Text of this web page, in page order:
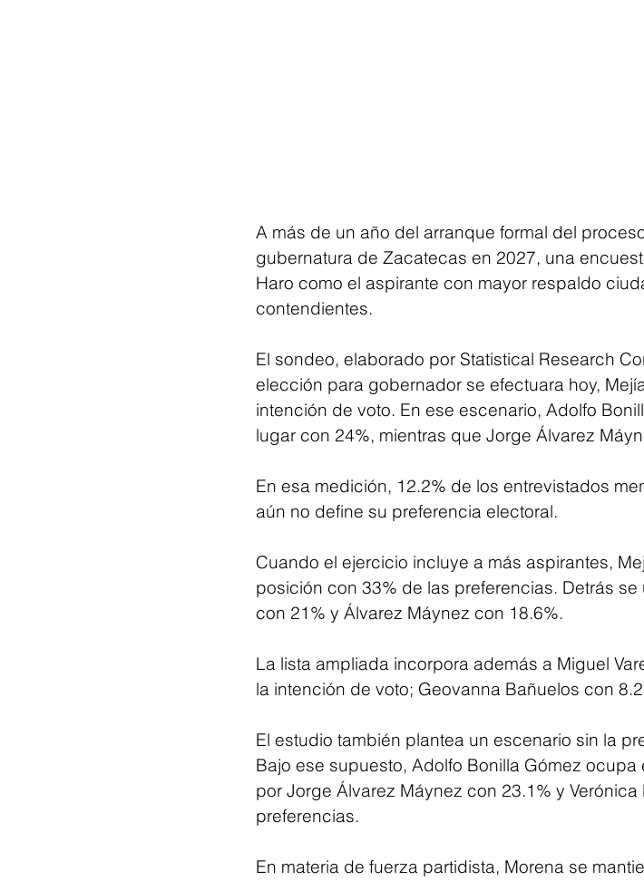
A más de un año del arranque formal del
gubernatura de Zacatecas en 2027, una
Haro como el aspirante con mayor respaldo
contendientes.
El sondeo, elaborado por Statistical Research
elección para gobernador se efectuara hoy,
intención de voto. En ese escenario, Adolfo
lugar con 24%, mientras que Jorge Álvarez
En esa medición, 12.2% de los entrevistados
aún no define su preferencia electoral.
Cuando el ejercicio incluye a más aspirantes,
posición con 33% de las preferencias. Detrás
con 21% y Álvarez Máynez con 18.6%.
La lista ampliada incorpora además a Miguel
la intención de voto; Geovanna Bañuelos con
El estudio también plantea un escenario sin la
Bajo ese supuesto, Adolfo Bonilla Gómez
por Jorge Álvarez Máynez con 23.1% y
preferencias.
En materia de fuerza partidista, Morena se